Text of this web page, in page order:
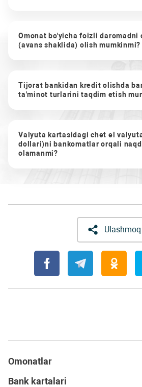
Omonat bo'yicha foizli daromadni
(avans shaklida) olish mumkinmi?
Tijorat bankidan kredit olishda
ta'minot turlarini taqdim etish
Valyuta kartasidagi chet el
dollari)ni bankomatlar orqali
olamanmi?
Ulashmoq
Omonatlar
Bank kartalari